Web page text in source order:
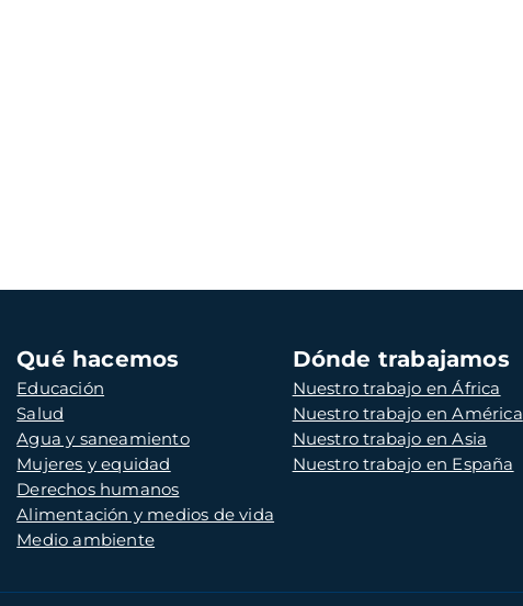
Qué hacemos
Educación
Salud
Agua y saneamiento
Mujeres y equidad
Derechos humanos
Alimentación y medios de vida
Medio ambiente
Dónde trabajamos
Nuestro trabajo en África
Nuestro trabajo en América
Nuestro trabajo en Asia
Nuestro trabajo en España